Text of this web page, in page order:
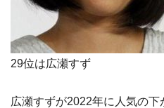
29位は広瀬すず
広瀬すずが2022年に人気の